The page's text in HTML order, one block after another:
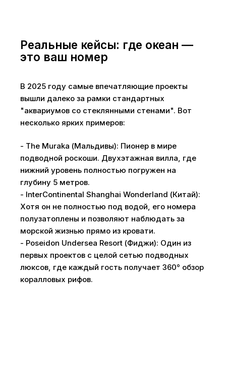
Реальные кейсы: где океан —
это ваш номер
В 2025 году самые впечатляющие проекты
вышли далеко за рамки стандартных
"аквариумов со стеклянными стенами". Вот
несколько ярких примеров:
- The Muraka (Мальдивы): Пионер в мире
подводной роскоши. Двухэтажная вилла, где
нижний уровень полностью погружен на
глубину 5 метров.
- InterContinental Shanghai Wonderland (Китай):
Хотя он не полностью под водой, его номера
полузатоплены и позволяют наблюдать за
морской жизнью прямо из кровати.
- Poseidon Undersea Resort (Фиджи): Один из
первых проектов с целой сетью подводных
люксов, где каждый гость получает 360° обзор
коралловых рифов.